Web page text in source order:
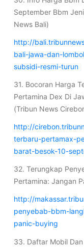
September Bbm
News Bali)
http://
bali-jawa-dan-
subsidi-resmi-turun
31. Bocoran Harga
Pertamina Dex Di
(Tribun News
http://
terbaru-pertamax-
barat-besok-10-
32. Terungkap
Pertamina: Jangan
http://
penyebab-bbm-
panic-buying
33. Daftar Mobil